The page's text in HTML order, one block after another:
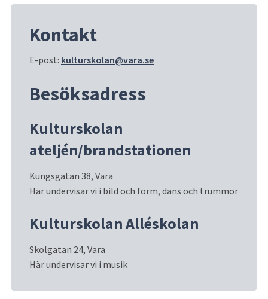
Kontakt
E-post: kulturskolan@vara.se
Besöksadress
Kulturskolan
ateljén/brandstationen
Kungsgatan 38, Vara
Här undervisar vi i bild och form, dans och trummor
Kulturskolan Alléskolan
Skolgatan 24, Vara
Här undervisar vi i musik